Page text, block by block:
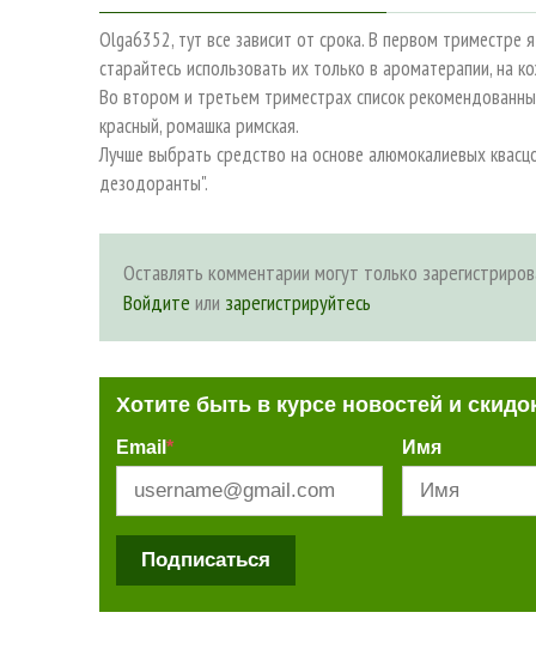
Olga6352, тут все зависит от срока. В первом
старайтесь использовать их только в ароматерапии, на
Во втором и третьем триместрах список
красный, ромашка римская.
Лучше выбрать средство на основе алюмокалиевых
дезодоранты".
Оставлять комментарии могут только
Войдите или зарегистрируйтесь
Хотите быть в курсе новостей и
Email * Имя
Подписаться